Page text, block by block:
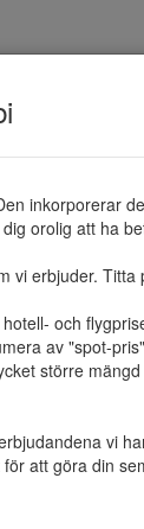
inkorporerar
orolig att ha
vi erbjuder. Titta
och
av "spot-
större
vi
att göra din